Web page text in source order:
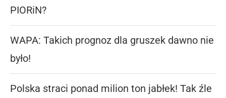
PIORiN?
WAPA: Takich prognoz dla gruszek dawno nie
było!
Polska straci ponad milion ton jabłek! Tak źle